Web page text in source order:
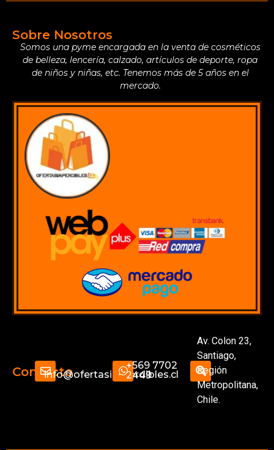
Sobre Nosotros
Somos una pyme encargada en la venta de cosméticos
de belleza, lencería, calzado, artículos de deporte, ropa
de niños y niñas, etc. Tenemos más de 5 años en el
mercado.
Contactoinfo@ofertasimperdibles.cl
+569 7702
2449
Av. Colon 23,
Santiago,
Región
Metropolitana,
Chile.